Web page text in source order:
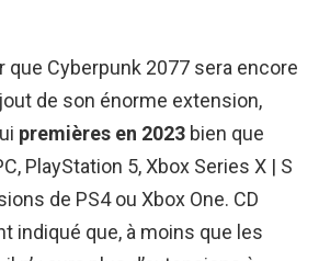
que Cyberpunk 2077 sera encore
de son énorme extension,
premières en 2023 bien que
PlayStation 5, Xbox Series X | S
de PS4 ou Xbox One. CD
indiqué que, à moins que les